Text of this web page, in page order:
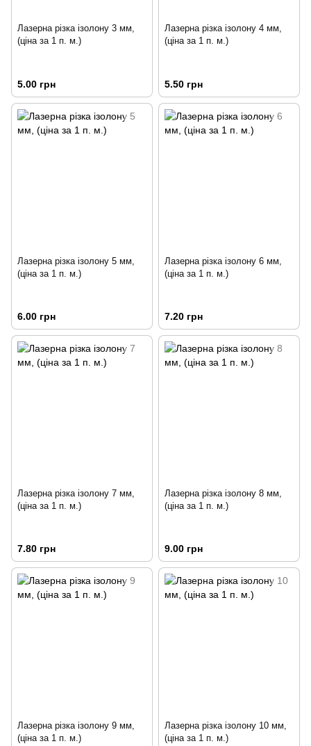
Лазерна різка ізолону 3 мм,
(ціна за 1 п. м.)
5.00 грн
Лазерна різка ізолону 4 мм,
(ціна за 1 п. м.)
5.50 грн
Лазерна різка ізолону 5 мм,
(ціна за 1 п. м.)
6.00 грн
Лазерна різка ізолону 6 мм,
(ціна за 1 п. м.)
7.20 грн
Лазерна різка ізолону 7 мм,
(ціна за 1 п. м.)
7.80 грн
Лазерна різка ізолону 8 мм,
(ціна за 1 п. м.)
9.00 грн
Лазерна різка ізолону 9 мм,
(ціна за 1 п. м.)
Лазерна різка ізолону 10 мм,
(ціна за 1 п. м.)